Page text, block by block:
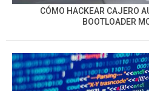
CÓMO HACKEAR CAJERO
BOOTLOADER